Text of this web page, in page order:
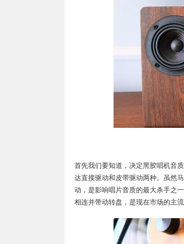
首先我们要知道，决定黑胶唱机音
达直接驱动和皮带驱动两种。虽然
动，是影响唱片音质的最大杀手之
相连并带动转盘，是现在市场的主